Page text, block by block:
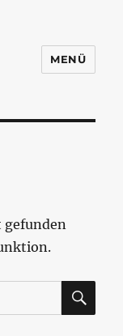
MENÜ
gefunden